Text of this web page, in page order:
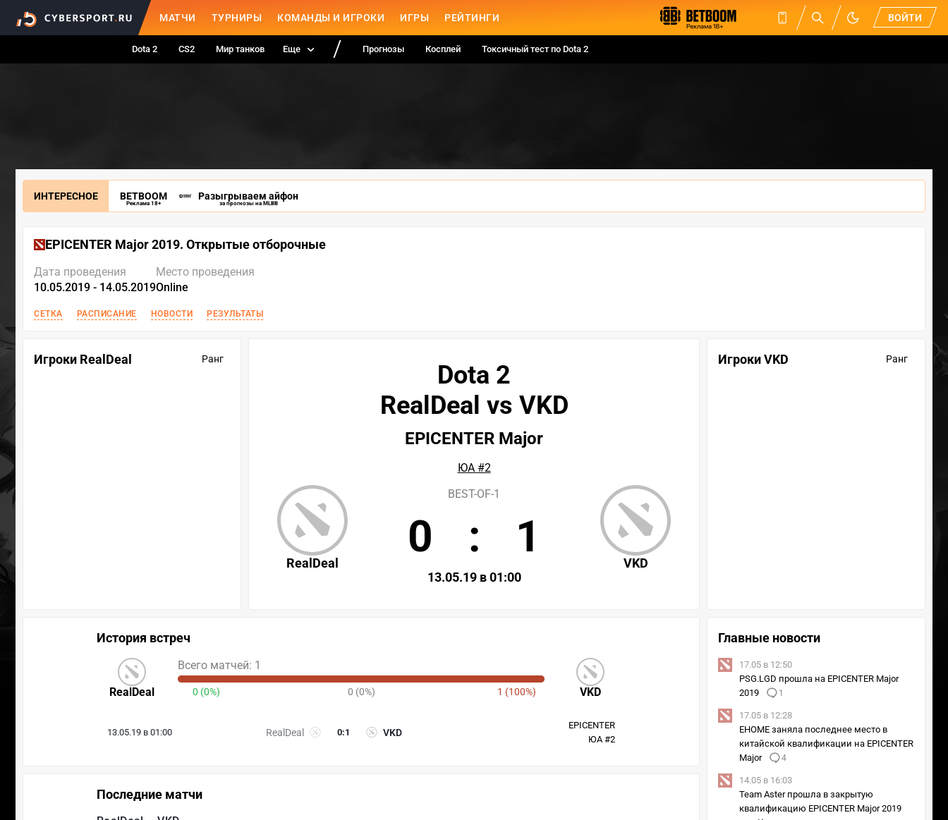
МАТЧИ ТУРНИРЫ КОМАНДЫ И ИГРОКИ ИГРЫ РЕЙТИНГИ ВОЙТИ
Dota 2 CS2 Мир танков Еще Прогнозы Косплей Токсичный тест по Dota 2
ИНТЕРЕСНОЕ BETBOOM
Реклама 18+
Разыгрываем айфон
за прогнозы на MLBB
EPICENTER Major 2019. Открытые отборочные
Дата проведения
10.05.2019 - 14.05.2019
Место проведения
Online
СЕТКА РАСПИСАНИЕ НОВОСТИ РЕЗУЛЬТАТЫ
Игроки RealDeal Ранг Игроки VKD Ранг
Dota 2
RealDeal vs VKD
EPICENTER Major
ЮА #2
RealDeal VKD
BEST-OF-1
0 : 1
13.05.19 в 01:00
История встреч
RealDeal VKD
Всего матчей: 1
0 (0%) 0 (0%) 1 (100%)
13.05.19 в 01:00 RealDeal VKD
0:1
EPICENTER
ЮА #2
Последние матчи
Главные новости
17.05 в 12:50
PSG.LGD прошла на EPICENTER Major
2019
1
17.05 в 12:28
EHOME заняла последнее место в
китайской квалификации на EPICENTER
Major
4
14.05 в 16:03
Team Aster прошла в закрытую
квалификацию EPICENTER Major 2019